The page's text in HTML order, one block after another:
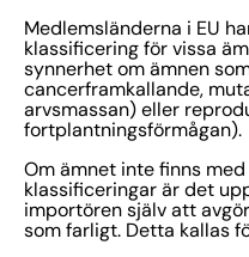
Medlemsländerna i EU
klassificering för vissa
synnerhet om ämnen
cancerframkallande,
arvsmassan) eller
fortplantningsförmågan).
Om ämnet inte finns
klassificeringar är det
importören själv att
som farligt. Detta kallas